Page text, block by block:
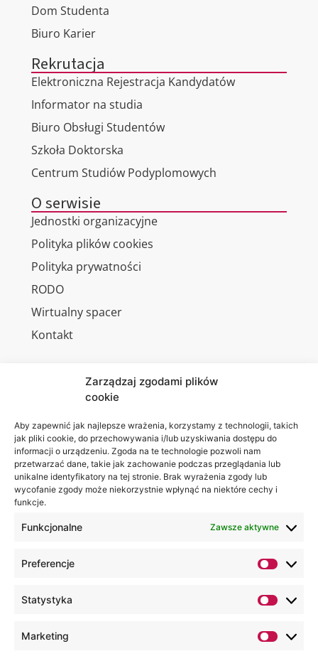
Zarządzaj zgodami plików
cookie
Aby zapewnić jak najlepsze wrażenia, korzystamy z technologii, takich
jak pliki cookie, do przechowywania i/lub uzyskiwania dostępu do
informacji o urządzeniu. Zgoda na te technologie pozwoli nam
przetwarzać dane, takie jak zachowanie podczas przeglądania lub
unikalne identyfikatory na tej stronie. Brak wyrażenia zgody lub
wycofanie zgody może niekorzystnie wpłynąć na niektóre cechy i
funkcje.
Funkcjonalne Zawsze aktywne
Preferencje
Statystyka
Marketing
Dom Studenta
Biuro Karier
Rekrutacja
Elektroniczna Rejestracja Kandydatów
Informator na studia
Biuro Obsługi Studentów
Szkoła Doktorska
Centrum Studiów Podyplomowych
O serwisie
Jednostki organizacyjne
Polityka plików cookies
Polityka prywatności
RODO
Wirtualny spacer
Kontakt
Akademia
WSEI
ul.
Projektowa
4